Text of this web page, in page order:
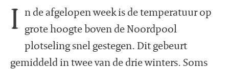
I n de afgelopen week is de temperatuur op
grote hoogte boven de Noordpool
plotseling snel gestegen. Dit gebeurt
gemiddeld in twee van de drie winters. Soms